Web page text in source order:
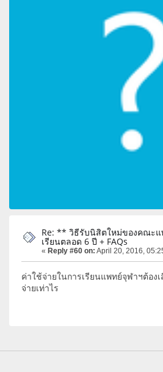
Re: ** วิธีรับนิสิตใหม่ของคณะ
เรียนตลอด 6 ปี + FAQs
« Reply #60 on: April 20, 2016,
ค่าใช้จ่ายในการเรียนแพทย์จุฬาฯต้อง
จ่ายเท่าไร